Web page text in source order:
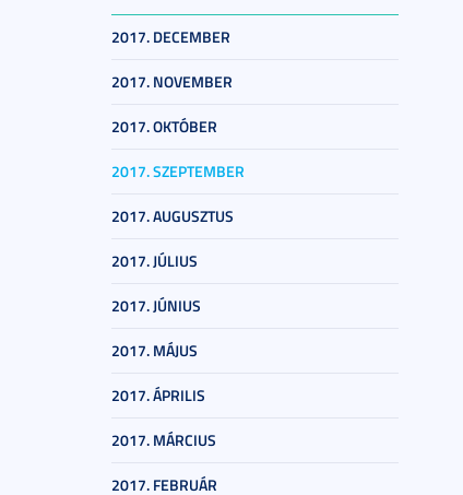
2017. DECEMBER
2017. NOVEMBER
2017. OKTÓBER
2017. SZEPTEMBER
2017. AUGUSZTUS
2017. JÚLIUS
2017. JÚNIUS
2017. MÁJUS
2017. ÁPRILIS
2017. MÁRCIUS
2017. FEBRUÁR